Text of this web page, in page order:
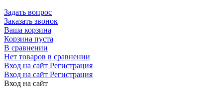
Задать вопрос
Заказать звонок
Ваша корзина
Корзина пуста
В сравнении
Нет товаров в сравнении
Вход на сайт Регистрация
Вход на сайт Регистрация
Вход на сайт